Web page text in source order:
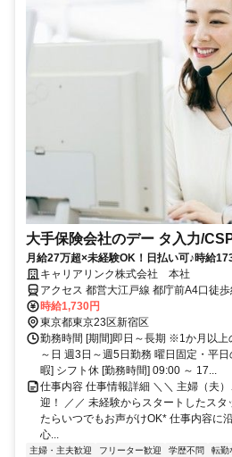
大手保険会社のデー タ入力/
月給27万超×未経験OK！日払い可♪時給
入力キャリアリンク株式会社 本社
アクセス 都営大江戸線 都庁前A4口徒
歩約10分、京王新線 新宿6番口徒歩約
手線 新宿駅 徒歩10分 小田急線 参宮橋
時給1,730円
東京都東京23区新宿区
勤務時間 [期間]即日～長期 ※1か月以上
～日 週3日～週5日勤務 曜日固定・平
暇] シフト休 [勤務時間] 09:00 ～ 17...
仕事内容 仕事情報詳細 ＼＼ 主婦（夫
迎！ ／／ 未経験からスタートしたス
たらいつでもお声がけOK* 仕事内容に
心...
主婦・主夫歓迎 フリーター歓迎 学歴不問 転勤